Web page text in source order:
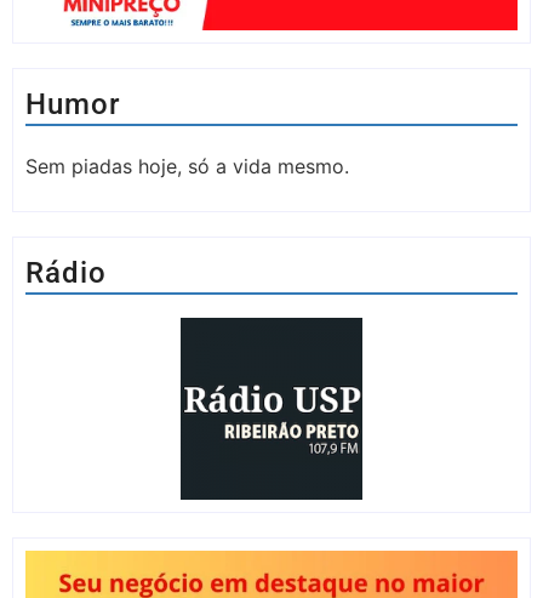
Humor
Sem piadas hoje, só a vida mesmo.
Rádio